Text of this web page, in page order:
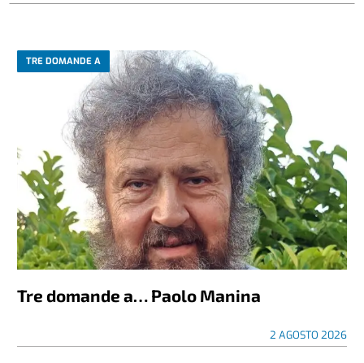
TRE DOMANDE A
Tre domande a… Paolo Manina
2 AGOSTO 2026